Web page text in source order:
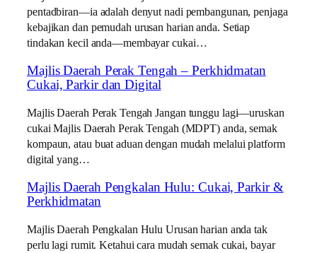
pentadbiran—ia adalah denyut nadi pembangunan, penjaga
kebajikan dan pemudah urusan harian anda. Setiap
tindakan kecil anda—membayar cukai…
Majlis Daerah Perak Tengah – Perkhidmatan
Cukai, Parkir dan Digital
Majlis Daerah Perak Tengah Jangan tunggu lagi—uruskan
cukai Majlis Daerah Perak Tengah (MDPT) anda, semak
kompaun, atau buat aduan dengan mudah melalui platform
digital yang…
Majlis Daerah Pengkalan Hulu: Cukai, Parkir &
Perkhidmatan
Majlis Daerah Pengkalan Hulu Urusan harian anda tak
perlu lagi rumit. Ketahui cara mudah semak cukai, bayar